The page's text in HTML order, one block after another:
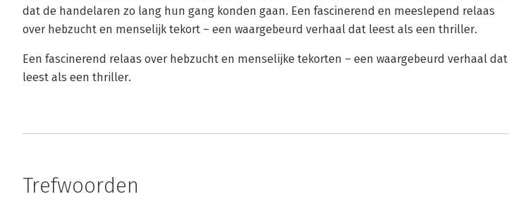
dat de handelaren zo lang hun gang konden gaan. Een fascinerend en meeslepend relaas
over hebzucht en menselijk tekort – een waargebeurd verhaal dat leest als een thriller.
Een fascinerend relaas over hebzucht en menselijke tekorten – een waargebeurd verhaal dat
leest als een thriller.
Trefwoorden